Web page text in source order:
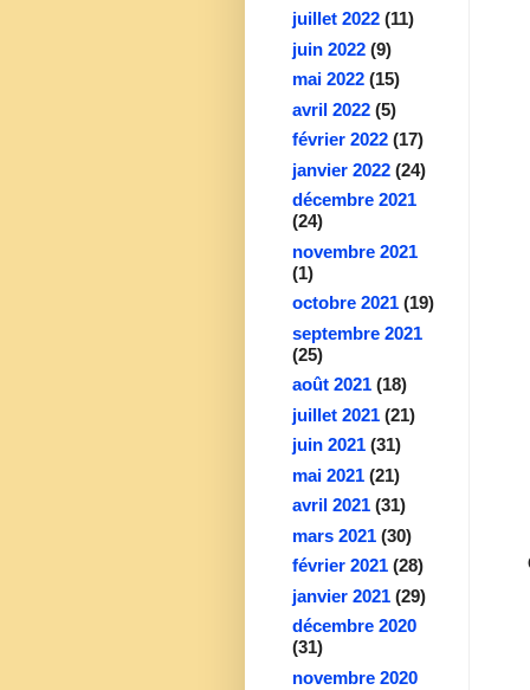
juillet 2022 (11)
juin 2022 (9)
mai 2022 (15)
avril 2022 (5)
février 2022 (17)
janvier 2022 (24)
décembre 2021
(24)
novembre 2021
(1)
octobre 2021 (19)
septembre 2021
(25)
août 2021 (18)
juillet 2021 (21)
juin 2021 (31)
mai 2021 (21)
avril 2021 (31)
mars 2021 (30)
février 2021 (28)
janvier 2021 (29)
décembre 2020
(31)
novembre 2020